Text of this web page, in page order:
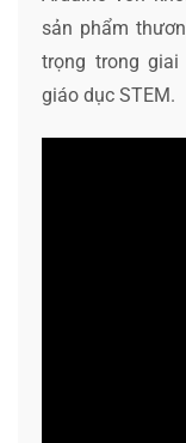
sản phẩm
trọng trong
giáo dục STEM.